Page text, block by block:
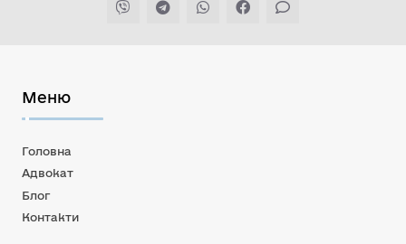
Меню
Головна
Адвокат
Блог
Контакти